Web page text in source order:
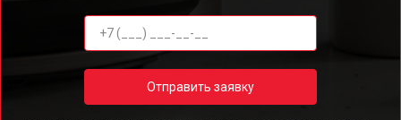
Отправить заявку